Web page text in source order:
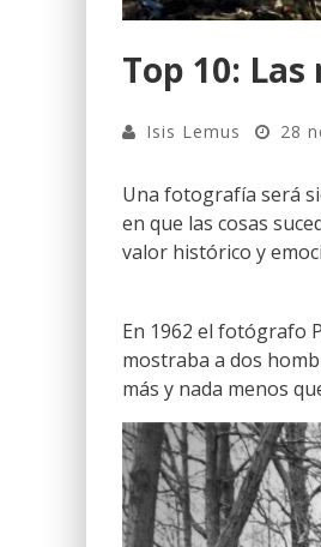
Top 10:
Isis Lemus 28
Una fotografía será
en que las cosas
valor histórico y
En 1962 el fotógrafo
mostraba a dos
más y nada menos